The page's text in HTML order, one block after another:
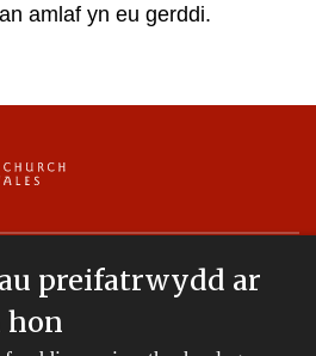
amlaf yn eu gerddi.
Esgobaeth Tyddewi. Cedwir
preifatrwydd ar
hon